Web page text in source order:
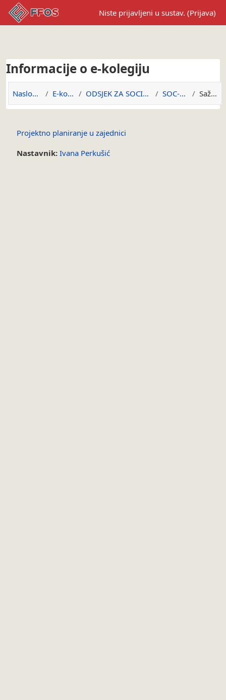
Preskoči na sadržaj
Niste prijavljeni u sustav. (Prijava)
Informacije o e-kolegiju
Naslovnica E-kolegiji ODSJEK ZA SOCIOLOGIJU SOC-PPUZ Sažetak
Projektno planiranje u zajednici
Nastavnik: Ivana Perkušić